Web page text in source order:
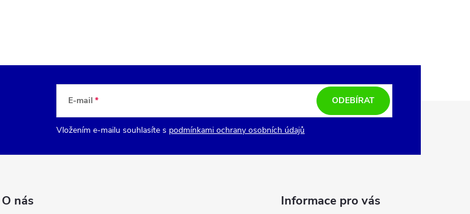
E-mail
Vložením e-mailu souhlasíte s podmínkami ochrany osobních údajů
ODEBÍRAT
O nás Informace pro vás